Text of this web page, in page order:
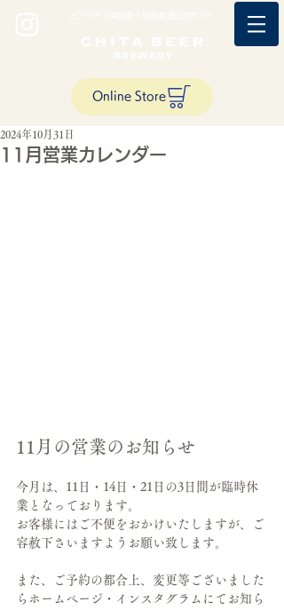
Online Store
11月営業カレンダー
2024年10月31日
11月の営業のお知らせ
今月は、11日・14日・21日の3日間が臨時休
業となっております。
お客様にはご不便をおかけいたしますが、ご
容赦下さいますようお願い致します。
また、ご予約の都合上、変更等ございました
らホームページ・インスタグラムにてお知ら